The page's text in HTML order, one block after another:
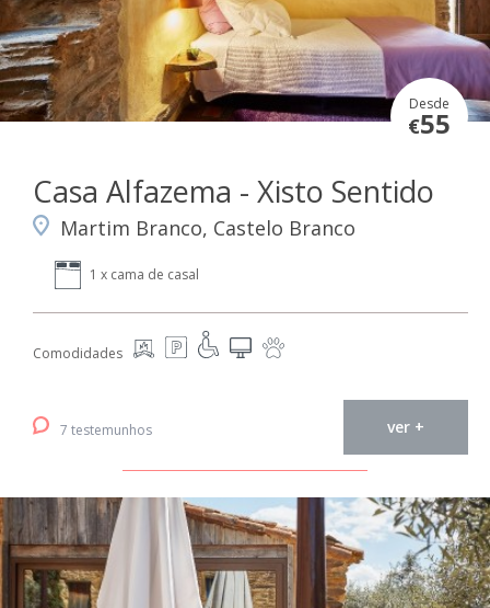
Desde
€55
Casa Alfazema - Xisto Sentido
Martim Branco, Castelo Branco
1 x cama de casal
Comodidades
7 testemunhos ver +